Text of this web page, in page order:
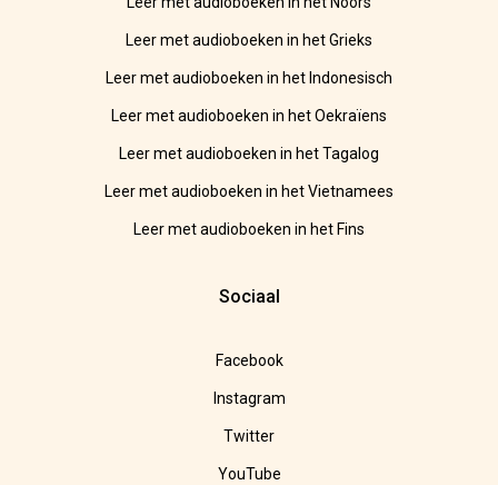
Leer met audioboeken in het Grieks
Leer met audioboeken in het Indonesisch
Leer met audioboeken in het Oekraïens
Leer met audioboeken in het Tagalog
Leer met audioboeken in het Vietnamees
Leer met audioboeken in het Fins
Sociaal
Facebook
Instagram
Twitter
YouTube